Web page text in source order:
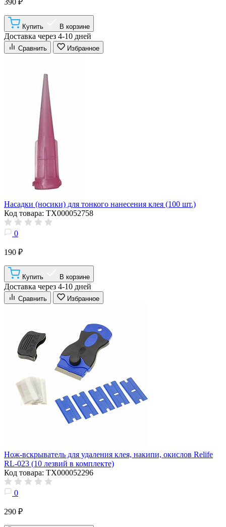
Купить В корзине
Доставка через 4-10 дней
Сравнить Избранное
Насадки (носики) для тонкого нанесения клея (100 шт.)
Код товара: ТХ000052758
0
190 ₽
Купить В корзине
Доставка через 4-10 дней
Сравнить Избранное
Нож-вскрыватель для удаления клея, накипи, окислов Relife
RL-023 (10 лезвий в комплекте)
Код товара: ТХ000052296
0
290 ₽